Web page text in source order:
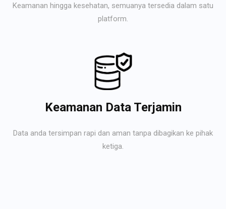
Keamanan hingga kesehatan, semuanya tersedia dalam satu
platform.
Keamanan Data Terjamin
Data anda tersimpan rapi dan aman tanpa dibagikan ke pihak
ketiga.